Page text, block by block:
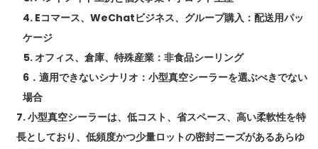
4. Eコマース、WeChatビジネス、グループ購入：配送用パッ
ケージ
5. オフィス、倉庫、特殊産業：非食品シーリング
6．適用できないシナリオ：小型真空シーラーを選ぶべきでない
場合
7. 小型真空シーラーは、低コスト、省スペース、高い柔軟性を特
長としており、低頻度かつ少量ロットの密封ニーズがあるあらゆ